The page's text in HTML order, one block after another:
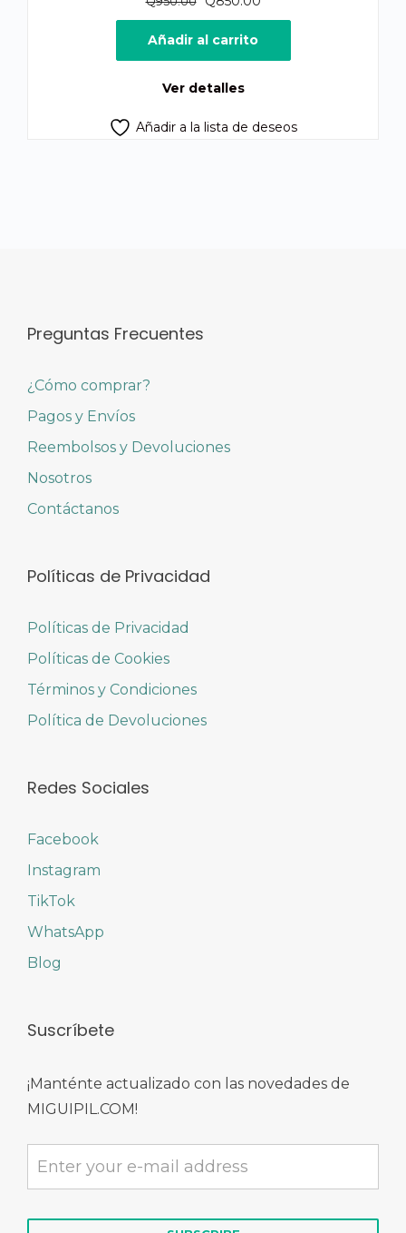
precio
original
era:
precio
es:
Añadir al carrito
Ver detalles
Añadir a la lista de deseos
Preguntas Frecuentes
¿Cómo comprar?
Pagos y Envíos
Reembolsos y Devoluciones
Nosotros
Contáctanos
Políticas de Privacidad
Políticas de Privacidad
Políticas de Cookies
Términos y Condiciones
Política de Devoluciones
Redes Sociales
Facebook
Instagram
TikTok
WhatsApp
Blog
Suscríbete
¡Manténte actualizado con las novedades de
MIGUIPIL.COM!